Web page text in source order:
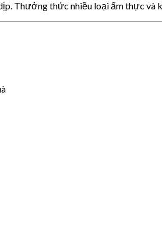
Thưởng thức nhiều loại ẩm thực